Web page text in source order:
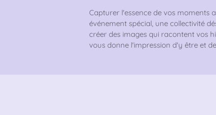
Capturer l'essence de vos moments
événement spécial, une collectivité
créer des images qui racontent vos
vous donne l'impression d'y être et